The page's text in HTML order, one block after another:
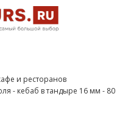
и ресторанов
- кебаб в тандыре 16 мм - 80